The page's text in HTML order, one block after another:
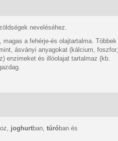
neveléséhez.
a fehérje-és olajtartalma. Többek
ásványi anyagokat (kálcium, foszfor,
enzimeket és illóolajat tartalmaz (kb.
joghurtban, túróban és